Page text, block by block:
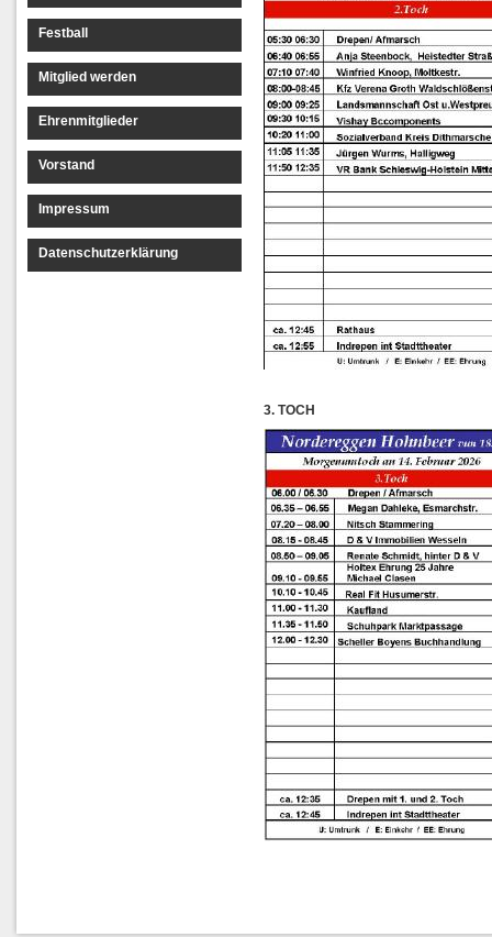
Festball
Mitglied werden
Ehrenmitglieder
Vorstand
Impressum
Datenschutzerklärung
3. TOCH